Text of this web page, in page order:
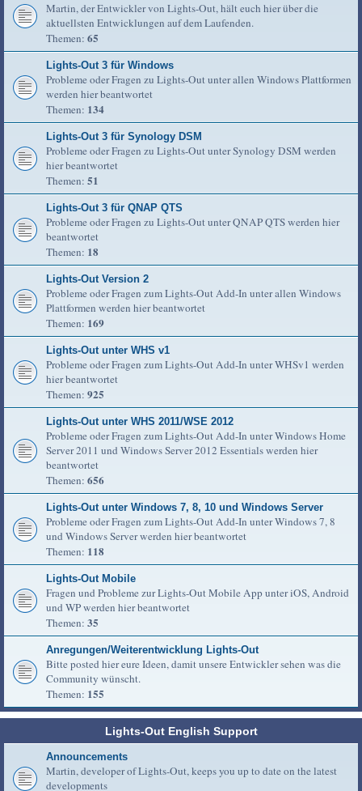
Martin, der Entwickler von Lights-Out, hält euch hier über die
aktuellsten Entwicklungen auf dem Laufenden.
Themen: 65
Lights-Out 3 für Windows
Probleme oder Fragen zu Lights-Out unter allen Windows Plattformen
werden hier beantwortet
Themen: 134
Lights-Out 3 für Synology DSM
Probleme oder Fragen zu Lights-Out unter Synology DSM werden
hier beantwortet
Themen: 51
Lights-Out 3 für QNAP QTS
Probleme oder Fragen zu Lights-Out unter QNAP QTS werden hier
beantwortet
Themen: 18
Lights-Out Version 2
Probleme oder Fragen zum Lights-Out Add-In unter allen Windows
Plattformen werden hier beantwortet
Themen: 169
Lights-Out unter WHS v1
Probleme oder Fragen zum Lights-Out Add-In unter WHSv1 werden
hier beantwortet
Themen: 925
Lights-Out unter WHS 2011/WSE 2012
Probleme oder Fragen zum Lights-Out Add-In unter Windows Home
Server 2011 und Windows Server 2012 Essentials werden hier
beantwortet
Themen: 656
Lights-Out unter Windows 7, 8, 10 und Windows Server
Probleme oder Fragen zum Lights-Out Add-In unter Windows 7, 8
und Windows Server werden hier beantwortet
Themen: 118
Lights-Out Mobile
Fragen und Probleme zur Lights-Out Mobile App unter iOS, Android
und WP werden hier beantwortet
Themen: 35
Anregungen/Weiterentwicklung Lights-Out
Bitte posted hier eure Ideen, damit unsere Entwickler sehen was die
Community wünscht.
Themen: 155
Lights-Out English Support
Announcements
Martin, developer of Lights-Out, keeps you up to date on the latest
developments